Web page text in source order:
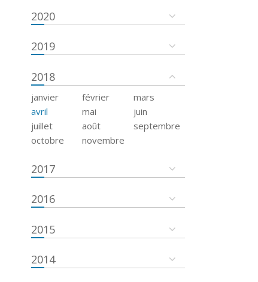
2020
2019
2018
janvier février
mars
avril
mai
juin
juillet
août
septembre
octobre
novembre
2017
2016
2015
2014